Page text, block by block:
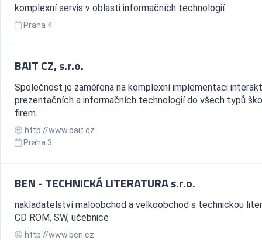
komplexní servis v oblasti informačních technologií
Praha 4
BAIT CZ, s.r.o.
Společnost je zaměřena na komplexní implementaci
prezentačních a informačních technologií do všech typů
firem.
http://www.bait.cz
Praha 3
BEN - TECHNICKÁ LITERATURA s.r.o.
nakladatelství maloobchod a velkoobchod s technickou
CD ROM, SW, učebnice
http://www.ben.cz